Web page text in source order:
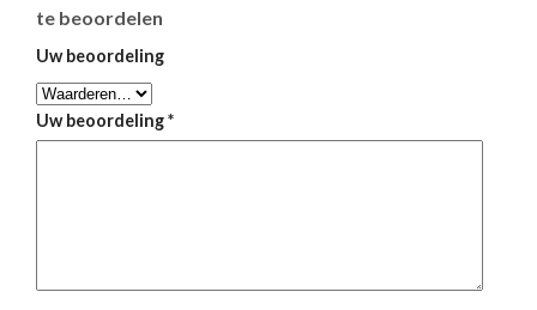
te beoordelen
Uw beoordeling
Uw beoordeling*